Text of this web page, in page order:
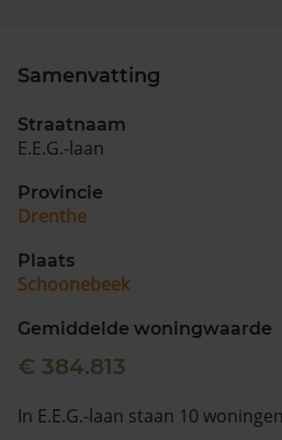
Samenvatting
Straatnaam
E.E.G.-laan
Provincie
Drenthe
Plaats
Schoonebeek
Gemiddelde woningwaarde
€ 384.813
In E.E.G.-laan staan 10